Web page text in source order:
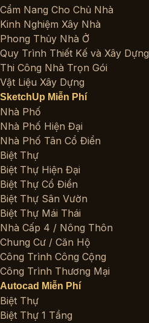
Cẩm Nang Cho Chủ Nhà
Kinh Nghiệm Xây Nhà
Phong Thủy Nhà Ở
Quy Trình Thiết Kế và Xây Dựng
Thi Công Nhà Trọn Gói
Vật Liệu Xây Dựng
SketchUp Miễn Phí
Nhà Phố
Nhà Phố Hiện Đại
Nhà Phố Tân Cổ Điển
Biệt Thự
Biệt Thự Hiện Đại
Biệt Thự Cổ Điển
Biệt Thự Sân Vườn
Biệt Thự Mái Thái
Nhà Cấp 4 / Nông Thôn
Chung Cư / Căn Hộ
Công Trình Công Cộng
Công Trình Thương Mại
Autocad Miễn Phí
Biệt Thự
Biệt Thự 1 Tầng